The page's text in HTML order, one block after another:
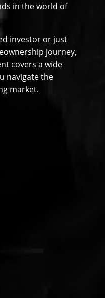
in the world of
investor or just
journey,
covers a wide
navigate the
market.